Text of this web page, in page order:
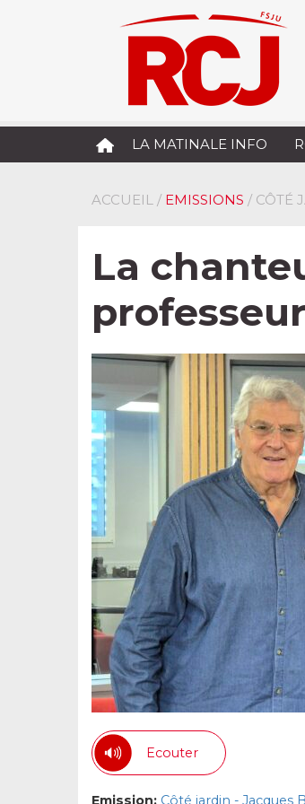
LA MATINALE INFO
ACCUEIL / EMISSIONS / CÔTÉ
La
Ecouter
Emission: Côté jardin - Jacques